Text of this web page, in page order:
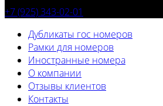
+7 (925) 343-02-01
Дубликаты гос номеров
Рамки для номеров
Иностранные номера
О компании
Отзывы клиентов
Контакты